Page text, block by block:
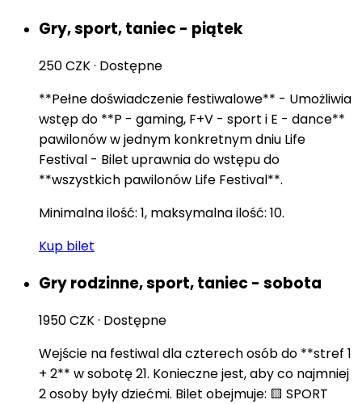
Gry, sport, taniec - piątek
250 CZK· Dostępne
**Pełne doświadczenie festiwalowe** - Umożliwia
wstęp do **P - gaming, F+V - sport i E - dance**
pawilonów w jednym konkretnym dniu Life
Festival - Bilet uprawnia do wstępu do
**wszystkich pawilonów Life Festival**.
Minimalna ilość: 1, maksymalna ilość: 10.
Kup bilet
Gry rodzinne, sport, taniec - sobota
1950 CZK· Dostępne
Wejście na festiwal dla czterech osób do **stref 1
+ 2** w sobotę 21. Konieczne jest, aby co najmniej
2 osoby były dziećmi. Bilet obejmuje: 🟨 SPORT